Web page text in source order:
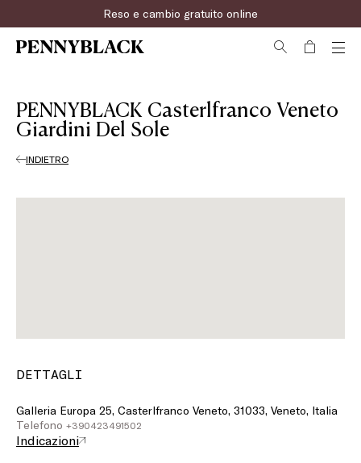
Reso e cambio gratuito online
PENNYBLACK Casterlfranco Veneto
Giardini Del Sole
INDIETRO
DETTAGLI
Galleria Europa 25, Casterlfranco Veneto, 31033, Veneto, Italia
Telefono +390423491502
Indicazioni